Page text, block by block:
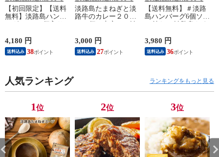
【初回限定】【送料
無料】淡路島ハンバ
ンバーグ10個＃ プレ
ゼント ギフトセット
ギフト
4,180 円
送料込み 38
淡路島たまねぎと淡
路牛のカレー２００
ファーム 10個 10食
セット 通販 ギフト
プレゼント 自宅用
3,000 円
送料込み 27
【送料無料】＃淡路
島ハンバーグ6個ソー
×6個ソース付き プレ
ゼント ギフトセット
ギフト
3,980 円
送料込み 36
人気ランキング ランキングをもっと見る
1位 2位 3位